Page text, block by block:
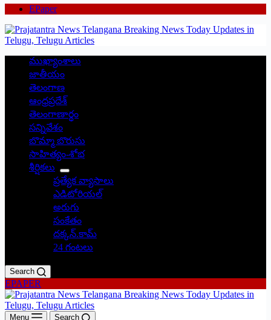
EPaper
ముఖ్యాంశాలు
జాతీయం
తెలంగాణ
ఆంధ్రప్రదేశ్
తెలంగాణార్థం
సన్నివేశం
బొమ్మా బొరుసు
సాహిత్యం-శోభ
శీర్షికలు
ప్రత్యేక వ్యాసాలు
ఎడిటోరియల్
అరుగు
సంకేతం
దక్కన్.కామ్
24 గంటలు
Search
EPAPER
Menu Search